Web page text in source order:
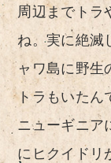
周辺までトラ
ね。実に絶滅
ャワ島に野生
トラもいたん
ニューギニア
にヒクイドリ